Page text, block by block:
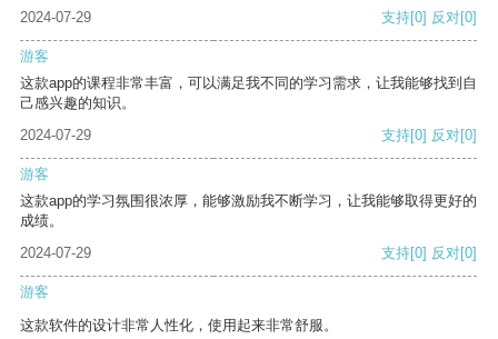
2024-07-29 支持[0] 反对[0]
游客
这款app的课程非常丰富，可以满足我不同的学习需求，让我能够找到自
己感兴趣的知识。
2024-07-29
支持[0] 反对[0]
游客
这款app的学习氛围很浓厚，能够激励我不断学习，让我能够取得更好的
成绩。
2024-07-29
支持[0] 反对[0]
游客
这款软件的设计非常人性化，使用起来非常舒服。